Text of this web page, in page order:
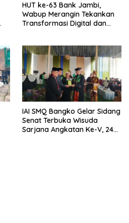
HUT ke-63 Bank Jambi,
Wabup Merangin Tekankan
Transformasi Digital dan
IAI SMQ Bangko Gelar Sidang
Senat Terbuka Wisuda
Sarjana Angkatan Ke-V, 243